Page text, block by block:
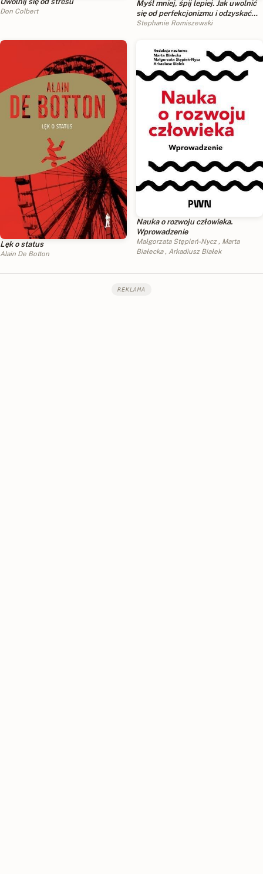
Don Colbert
Myśl mniej, śpij lepiej. Jak uwolnić
się od perfekcjonizmu i odzyskać
spokojny sen
Stephanie Romiszewski
Lęk o status
Alain De Botton
Nauka o rozwoju człowieka.
Wprowadzenie
Małgorzata Stępień-Nycz, Marta
Białecka, Arkadiusz Białek
REKLAMA